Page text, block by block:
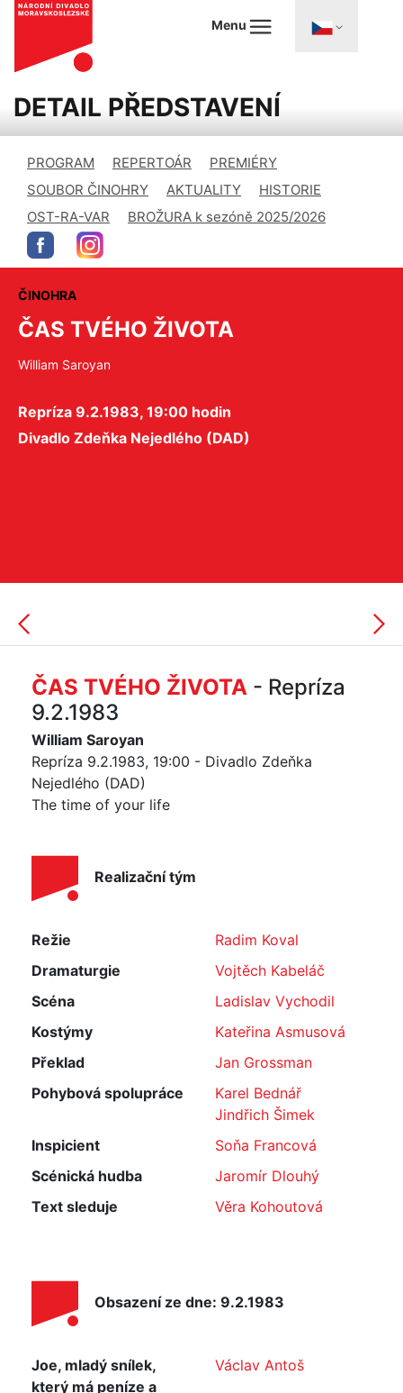
Menu
DETAIL PŘEDSTAVENÍ
PROGRAM REPERTOÁR
PREMIÉRY
SOUBOR ČINOHRY
AKTUALITY
HISTORIE
OST-RA-VAR
BROŽURA k sezóně 2025/2026
ČINOHRA
ČAS TVÉHO ŽIVOTA
William Saroyan
Repríza 9.2.1983, 19:00 hodin
Divadlo Zdeňka Nejedlého (DAD)
ČAS TVÉHO ŽIVOTA - Repríza
9.2.1983
William Saroyan
Repríza 9.2.1983, 19:00 - Divadlo Zdeňka
Nejedlého (DAD)
The time of your life
Realizační tým
Režie
Radim Koval
Dramaturgie
Vojtěch Kabeláč
Scéna
Ladislav Vychodil
Kostýmy
Kateřina Asmusová
Překlad
Jan Grossman
Pohybová spolupráce
Karel Bednář
Jindřich Šimek
Inspicient
Soňa Francová
Scénická hudba
Jaromír Dlouhý
Text sleduje
Věra Kohoutová
Obsazení ze dne: 9.2.1983
Joe, mladý snílek,
který má peníze a
Václav Antoš